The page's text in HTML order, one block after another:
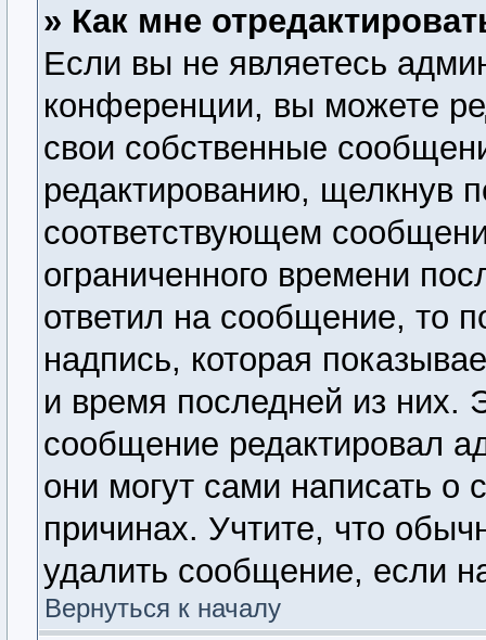
» Как мне
Если вы не являетесь
конференции, вы можете
свои собственные
редактированию, щелкнув
соответствующем
ограниченного времени
ответил на сообщение, то
надпись, которая
и время последней из них.
сообщение редактировал
они могут сами написать о
причинах. Учтите, что
удалить сообщение, если
Вернуться к началу